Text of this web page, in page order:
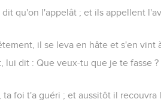
dit qu'on l'appelât ; et ils appellent
il se leva en hâte et s'en vint
lui dit : Que veux-tu que je te fasse
ta foi t'a guéri ; et aussitôt il